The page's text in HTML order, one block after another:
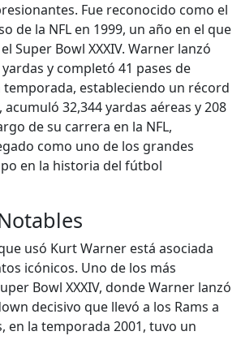
Fue reconocido como el
de la NFL en 1999, un año en el que
Super Bowl XXXIV. Warner lanzó
y completó 41 pases de
estableciendo un récord
acumuló 32,344 yardas aéreas y 208
de su carrera en la NFL,
como uno de los grandes
en la historia del fútbol
usó Kurt Warner está asociada
icónicos. Uno de los más
Bowl XXXIV, donde Warner lanzó
decisivo que llevó a los Rams a
en la temporada 2001, tuvo un